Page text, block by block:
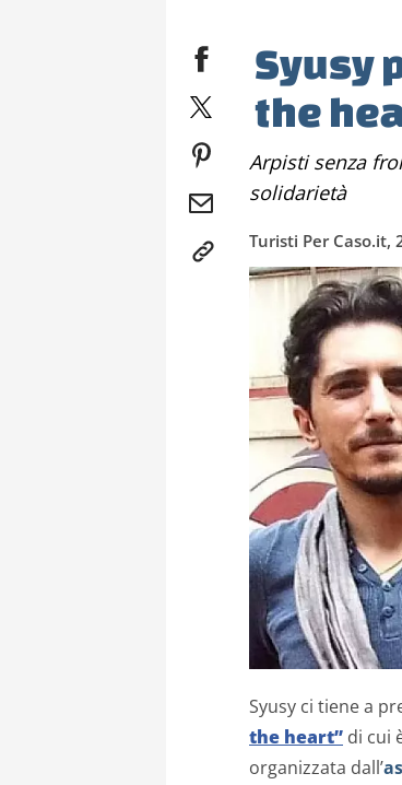
Syusy
the
Arpisti senza frontiere da Como a Chennai tra musica e
solidarietà
Turisti Per Caso.it,
Syusy ci tiene a
the heart” di cui
organizzata dall’